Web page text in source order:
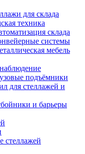
для склада
техника
склада
системы
мебель
подъёмники
для стеллажей и
и барьеры
стеллажей